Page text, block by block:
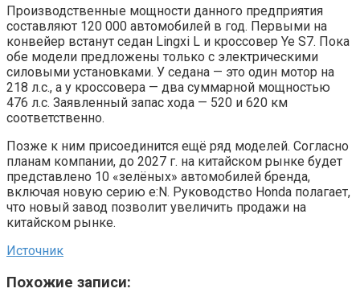
Производственные мощности данного предприятия
составляют 120 000 автомобилей в год. Первыми на
конвейер встанут седан Lingxi L и кроссовер Ye S7. Пока
обе модели предложены только с электрическими
силовыми установками. У седана — это один мотор на
218 л.с., а у кроссовера — два суммарной мощностью
476 л.с. Заявленный запас хода — 520 и 620 км
соответственно.
Позже к ним присоединится ещё ряд моделей. Согласно
планам компании, до 2027 г. на китайском рынке будет
представлено 10 «зелёных» автомобилей бренда,
включая новую серию e:N. Руководство Honda полагает,
что новый завод позволит увеличить продажи на
китайском рынке.
Источник
Похожие записи: